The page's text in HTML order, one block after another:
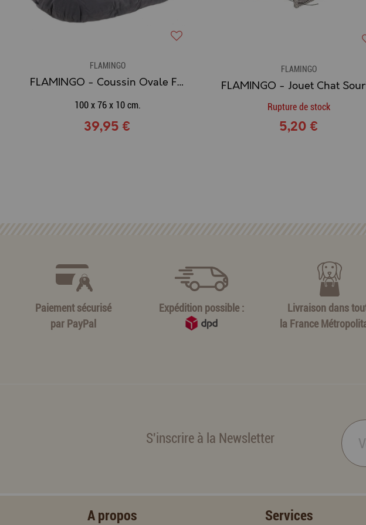
FLAMINGO
FLAMINGO - Coussin Ovale FELDA (gris)
100 x 76 x 10 cm.
39,95 €
FLAMINGO
Rupture de stock
5,20 €
Paiement sécurisé
par PayPal
Expédition possible :
Livraison dans
la France
S'inscrire à la Newsletter
A propos Services